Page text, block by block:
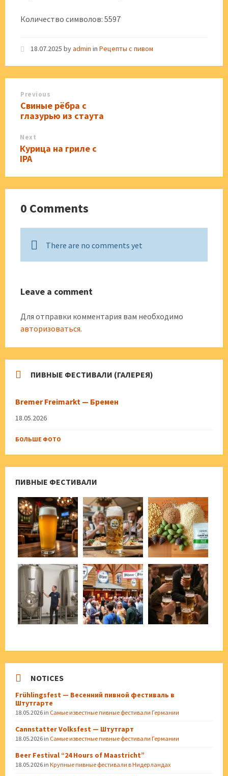
Количество символов: 5597
18.07.2025 byadmin in Рецепты с пивом
Previous
Свиные рёбра с
глазурью из стаута
Next
Курица на гриле с
IPA
0 Comments
There are no comments yet
Leave a comment
Для отправки комментария вам необходимо
авторизоваться.
ПИВНЫЕ ФЕСТИВАЛИ (ГАЛЕРЕЯ)
Bremer Freimarkt — Бремен
18.05.2026
БОЛЬШЕ ФОТО
ПИВНЫЕ ФЕСТИВАЛИ
NOTICES
Frühlingsfest — Весенний пивной фестиваль в
Штутгарте
18.05.2026 in Самые известные пивные фестивали Германии
Cannstatter Volksfest — Штутгарт
18.05.2026 in Самые известные пивные фестивали Германии
Beer Festival “24 Hours of Maastricht”
18.05.2026 in Крупные пивные фестивали в Нидерландах